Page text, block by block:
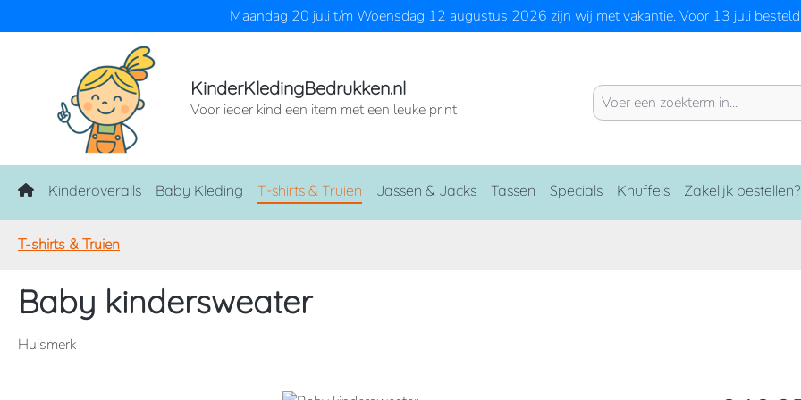
Maandag 20 juli t/m Woensdag 12 augustus 2026 zijn wij met vakantie. Voor 13 juli
KinderKledingBedrukken.nl
Voor ieder kind een item met een leuke print
Home
Kinderoveralls Baby Kleding T-shirts & Truien Jassen & Jacks Tassen Specials Knuffels Zakelijk bestellen?
T-shirts & Truien
Baby kindersweater
Huismerk